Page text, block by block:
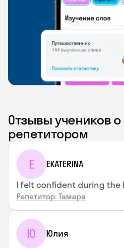
Отзывы учеников о
репетитором
E EKATERINA
I felt confident during the
Репетитор: Тамара
Ю Юлия